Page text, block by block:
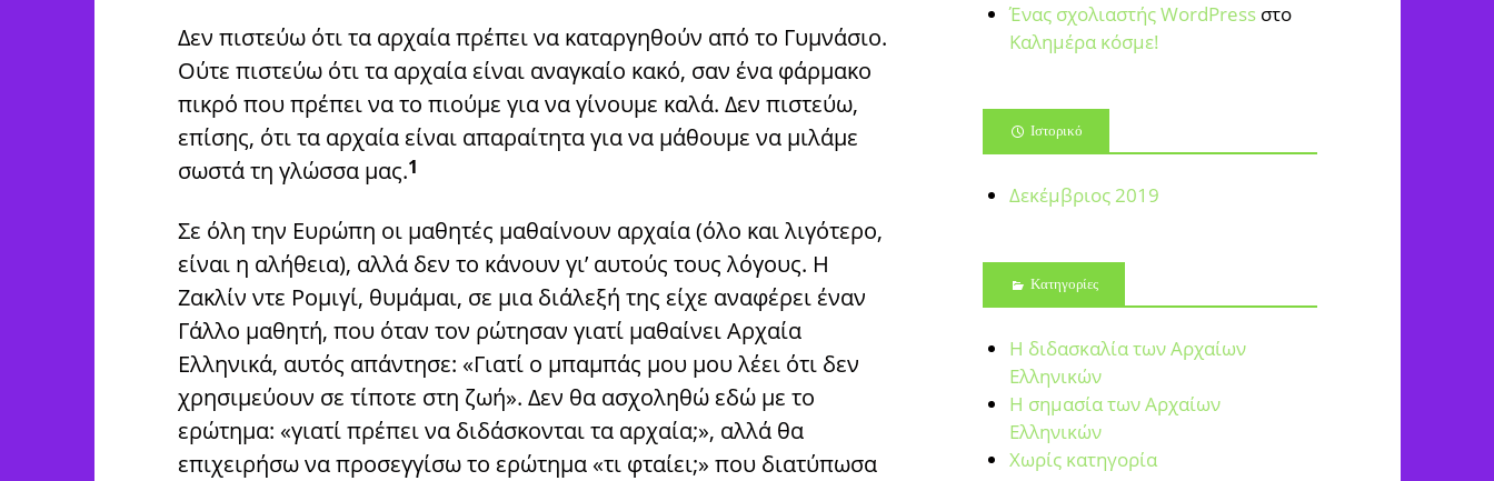
Δεν πιστεύω ότι τα αρχαία πρέπει να καταργηθούν από το Γυμνάσιο.
Ούτε πιστεύω ότι τα αρχαία είναι αναγκαίο κακό, σαν ένα φάρμακο
πικρό που πρέπει να το πιούμε για να γίνουμε καλά. Δεν πιστεύω,
επίσης, ότι τα αρχαία είναι απαραίτητα για να μάθουμε να μιλάμε
σωστά τη γλώσσα μας.1
Σε όλη την Ευρώπη οι μαθητές μαθαίνουν αρχαία (όλο και λιγότερο,
είναι η αλήθεια), αλλά δεν το κάνουν γι’ αυτούς τους λόγους. Η
Ζακλίν ντε Ρομιγί, θυμάμαι, σε μια διάλεξή της είχε αναφέρει έναν
Γάλλο μαθητή, που όταν τον ρώτησαν γιατί μαθαίνει Αρχαία
Ελληνικά, αυτός απάντησε: «Γιατί ο μπαμπάς μου μου λέει ότι δεν
χρησιμεύουν σε τίποτε στη ζωή». Δεν θα ασχοληθώ εδώ με το
ερώτημα: «γιατί πρέπει να διδάσκονται τα αρχαία;», αλλά θα
επιχειρήσω να προσεγγίσω το ερώτημα «τι φταίει;» που διατύπωσα
Ένας σχολιαστής WordPress στο
Καλημέρα κόσμε!
Ιστορικό
Δεκέμβριος 2019
Kατηγορίες
Η διδασκαλία των Αρχαίων
Ελληνικών
Η σημασία των Αρχαίων
Ελληνικών
Χωρίς κατηγορία